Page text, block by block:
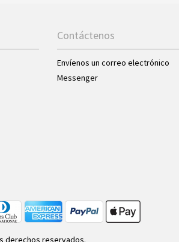
Contáctenos
Envíenos un correo electrónico
Messenger
derechos reservados.